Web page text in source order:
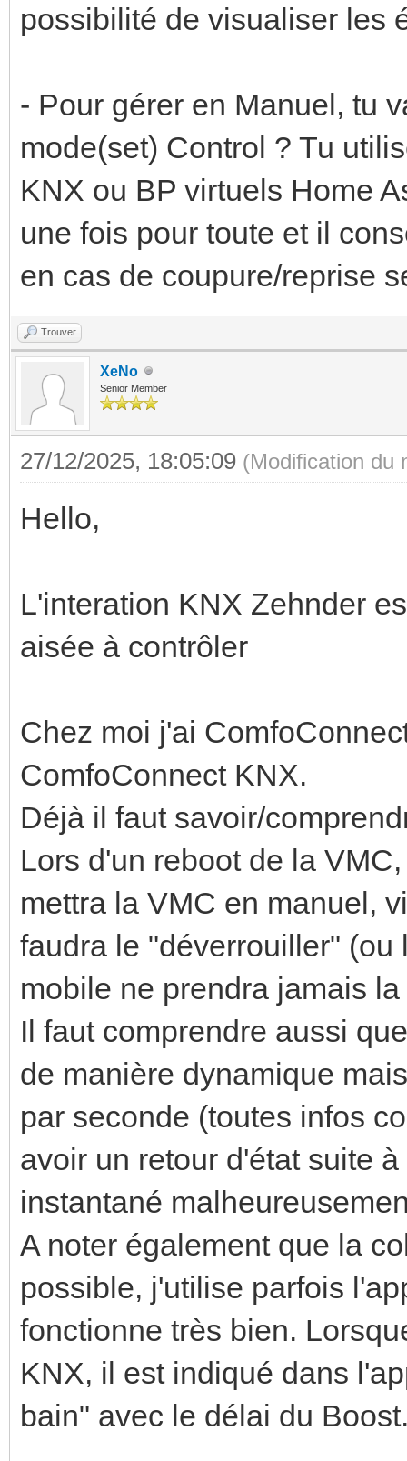
possibilité de visualiser les
- Pour gérer en Manuel, tu
mode(set) Control ? Tu
KNX ou BP virtuels Home
une fois pour toute et il
en cas de coupure/reprise
Trouver
XeNo
Senior Member
27/12/2025, 18:05:09 (Modification du
Hello,
L'interation KNX Zehnder
aisée à contrôler
Chez moi j'ai
ComfoConnect KNX.
Déjà il faut savoir/
Lors d'un reboot de la
mettra la VMC en manuel,
faudra le "déverrouiller"
mobile ne prendra jamais
Il faut comprendre aussi
de manière dynamique
par seconde (toutes infos
avoir un retour d'état suite
instantané
A noter également que la
possible, j'utilise parfois
fonctionne très bien.
KNX, il est indiqué dans
bain" avec le délai du